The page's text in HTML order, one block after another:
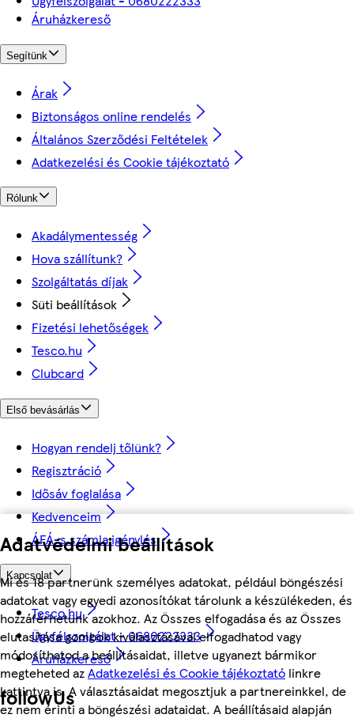
Adatvédelmi beállítások
Mi és 18 partnerünk személyes adatokat, például böngészési
adatokat vagy egyedi azonosítókat tárolunk a készülékeden, és
hozzáférhetünk azokhoz. Az Összes elfogadása és az Összes
elutasítása gombok kiválasztásával elfogadhatod vagy
módosíthatod a beállításaidat, illetve ugyanezt bármikor
megteheted azAdatkezelési és Cookie tájékoztató linkre
kattintva is. A választásaidat megosztjuk a partnereinkkel, de
ez nem érinti a böngészési adataidat. A beállításaid alapján
Áruházkereső
Segítünk
Árak
Biztonságos online rendelés
Általános Szerződési Feltételek
Adatkezelési és Cookie tájékoztató
Rólunk
Akadálymentesség
Hova szállítunk?
Szolgáltatás díjak
Süti beállítások
Fizetési lehetőségek
Tesco.hu
Clubcard
Első bevásárlás
Hogyan rendelj tőlünk?
Regisztráció
Idősáv foglalása
Kedvenceim
ÁFÁ-s számla igénylés
Kapcsolat
Tesco.hu
Ügyfélszolgálat - 0680222333
Áruházkereső
followUs